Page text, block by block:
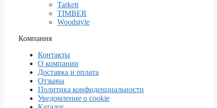
Tarkett
TIMBER
Woodstyle
Компания
Контакты
О компании
Доставка и оплата
Отзывы
Политика конфиденциальности
Уведомление о cookie